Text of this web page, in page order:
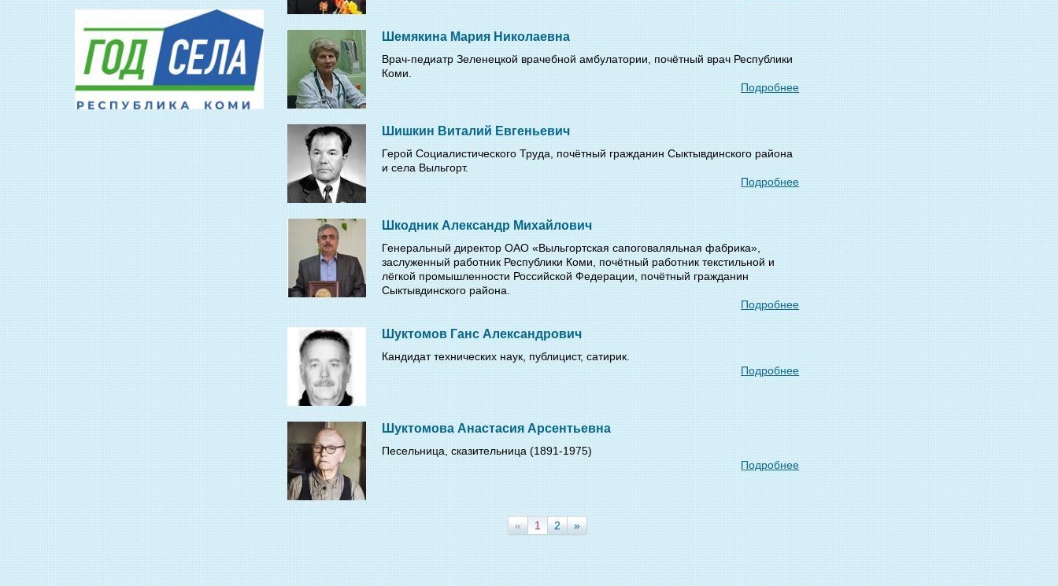
Шемякина Мария Николаевна
Врач-педиатр Зеленецкой врачебной амбулатории, почётный врач Республики
Коми.
Подробнее
Шишкин Виталий Евгеньевич
Герой Социалистического Труда, почётный гражданин Сыктывдинского района
и села Выльгорт.
Подробнее
Шкодник Александр Михайлович
Генеральный директор ОАО «Выльгортская сапоговаляльная фабрика»,
заслуженный работник Республики Коми, почётный работник текстильной и
лёгкой промышленности Российской Федерации, почётный гражданин
Сыктывдинского района.
Подробнее
Шуктомов Ганс Александрович
Кандидат технических наук, публицист, сатирик.
Подробнее
Шуктомова Анастасия Арсентьевна
Песельница, сказительница (1891-1975)
Подробнее
« 1 2 »